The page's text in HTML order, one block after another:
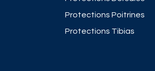
Protections Poitrines
Protections Tibias